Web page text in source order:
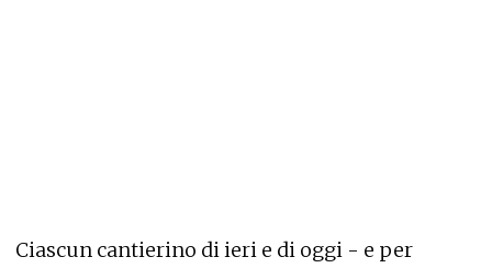
Ciascun cantierino di ieri e di oggi - e per